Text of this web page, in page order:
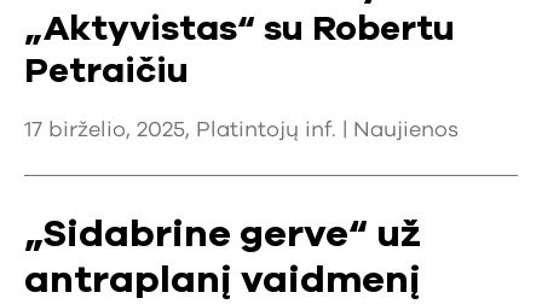
„Aktyvistas“ su Robertu
Petraičiu
17 birželio, 2025, Platintojų inf. | Naujienos
„Sidabrine gerve“ už
antraplanį vaidmenį